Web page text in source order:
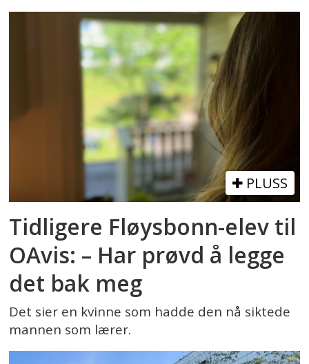
PLUSS
Tidligere Fløysbonn-elev til
OAvis: – Har prøvd å legge
det bak meg
Det sier en kvinne som hadde den nå siktede
mannen som lærer.